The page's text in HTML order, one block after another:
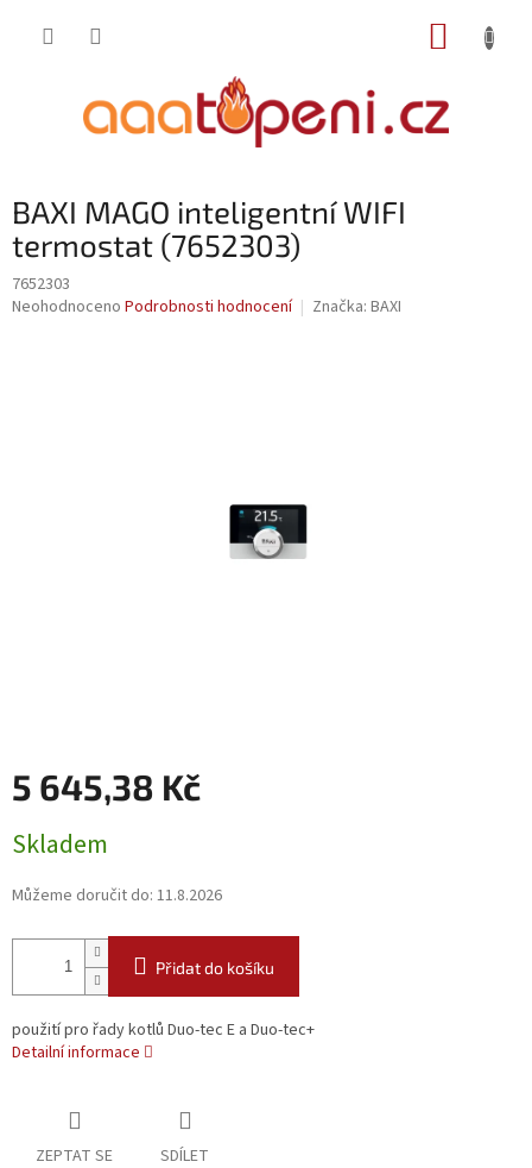
BAXI MAGO inteligentní WIFI
termostat (7652303)
7652303
Průměrné
Neohodnoceno Podrobnosti hodnocení Značka: BAXI
5 645,38 Kč
cena:
Skladem
Můžeme doručit do: 11.8.2026
Přidat do košíku
použití pro řady kotlů Duo-tec E a Duo-tec+
Detailní informace
ZEPTAT SE SDÍLET